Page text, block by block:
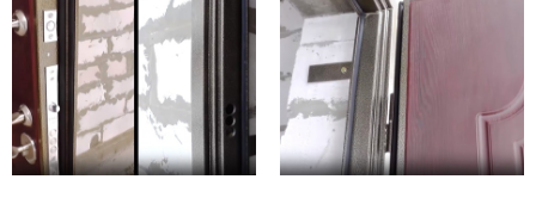
монтируются в частном домовладении. В первом случае
повышается защита от неприятных запахов, которые всегда
проникают из подъезда. Во втором минимизируется попадание
внутрь помещения холодного или горячего уличного воздуха.
Увеличенное количество резиновых уплотнителей